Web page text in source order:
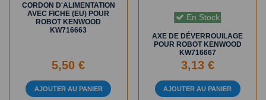
CORDON D'ALIMENTATION
AVEC FICHE (EU) POUR
ROBOT KENWOOD
KW716663
5,50 €
AJOUTER AU PANIER
En Stock
AXE DE DÉVERROUILAGE
POUR ROBOT KENWOOD
KW716667
3,13 €
AJOUTER AU PANIER